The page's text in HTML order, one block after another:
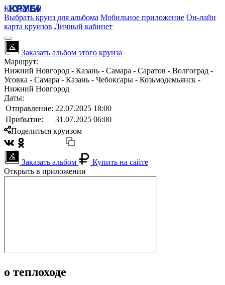
КРУБИСС
Выбрать круиз для альбома Мобильное приложение Он-лайн
карта круизов Личный кабинет
Заказать альбом этого круиза
Маршрут:
Нижний Новгород - Казань - Самара - Саратов - Волгоград -
Усовка - Самара - Казань - Чебоксары - Козьмодемьянск -
Нижний Новгород
Даты:
Отправление: 22.07.2025 18:00
Прибытие:
31.07.2025 06:00
Поделиться круизом
Заказать альбом
Купить на сайте
Открыть в приложении
о теплоходе